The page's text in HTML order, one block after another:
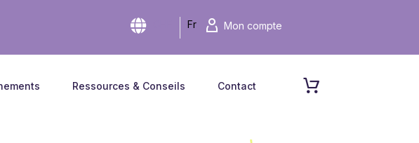
Fr Mon compte
Ressources & Conseils Contact